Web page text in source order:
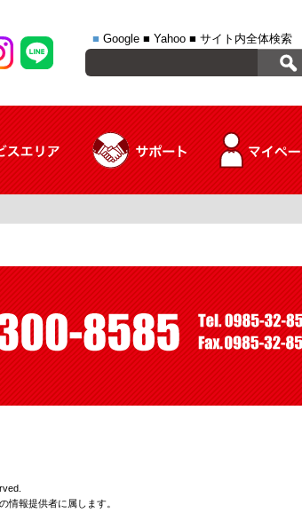
■ Google ■ Yahoo ■ サイト内全体検索
情報提供者に属します。